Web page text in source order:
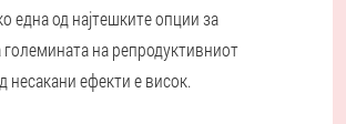
една од најтешките опции за
на репродуктивниот
несакани ефекти е висок.